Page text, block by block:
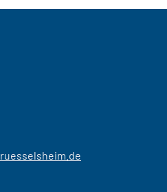
ruesselsheim de